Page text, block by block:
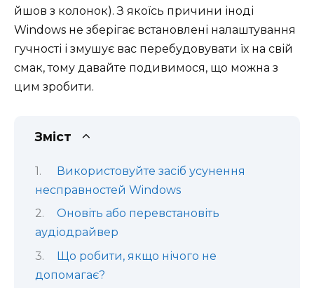
йшов з колонок). З якоїсь причини іноді
Windows не зберігає встановлені налаштування
гучності і змушує вас перебудовувати їх на свій
смак, тому давайте подивимося, що можна з
цим зробити.
Зміст
Використовуйте засіб усунення
несправностей Windows
Оновіть або перевстановіть
аудіодрайвер
Що робити, якщо нічого не
допомагає?